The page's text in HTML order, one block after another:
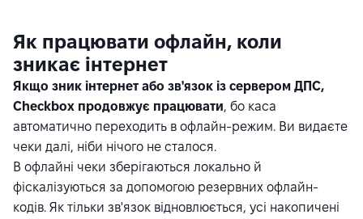
Як працювати офлайн, коли
зникає інтернет
Якщо зник інтернет або зв'язок із сервером ДПС,
Checkbox продовжує працювати, бо каса
автоматично переходить в офлайн-режим. Ви видаєте
чеки далі, ніби нічого не сталося.
В офлайні чеки зберігаються локально й
фіскалізуються за допомогою резервних офлайн-
кодів. Як тільки зв'язок відновлюється, усі накопичені